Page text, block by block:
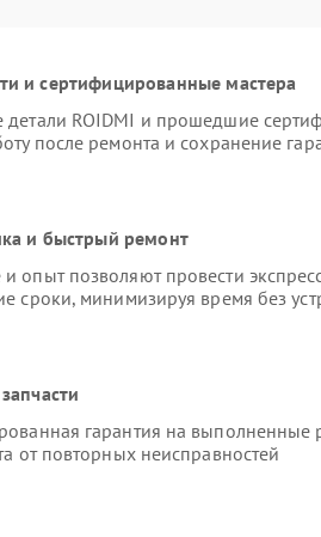
и сертифицированные мастера
детали ROIDMI и прошедшие
после ремонта и сохранение
и быстрый ремонт
опыт позволяют провести
сроки, минимизируя время без
гарантия на выполненные
от повторных неисправностей